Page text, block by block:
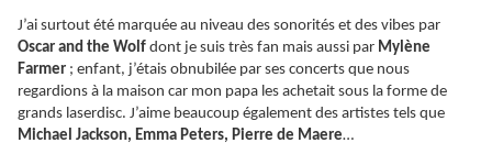
J’ai surtout été marquée au niveau des sonorités et des vibes par
Oscar and the Wolf dont je suis très fan mais aussi par Mylène
Farmer ; enfant, j’étais obnubilée par ses concerts que nous
regardions à la maison car mon papa les achetait sous la forme de
grands laserdisc. J’aime beaucoup également des artistes tels que
Michael Jackson, Emma Peters, Pierre de Maere…